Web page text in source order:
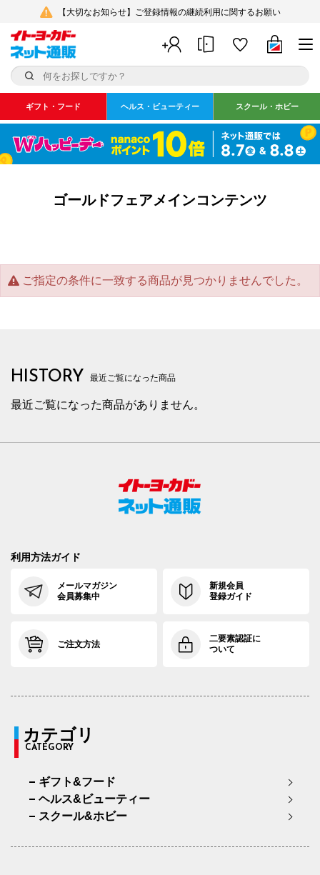
【大切なお知らせ】ご登録情報の継続利用に関するお願い
ギフト・フード ヘルス・ビューティー スクール・ホビー
ゴールドフェアメインコンテンツ
ご指定の条件に一致する商品が見つかりませんでした。
HISTORY 最近ご覧になった商品
最近ご覧になった商品がありません。
利用方法ガイド
メールマガジン
会員募集中
新規会員
登録ガイド
ご注文方法
二要素認証に
ついて
カテゴリ
CATEGORY
ギフト&フード
ヘルス&ビューティー
スクール&ホビー